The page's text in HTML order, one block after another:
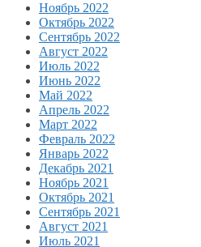
Ноябрь 2022
Октябрь 2022
Сентябрь 2022
Август 2022
Июль 2022
Июнь 2022
Май 2022
Апрель 2022
Март 2022
Февраль 2022
Январь 2022
Декабрь 2021
Ноябрь 2021
Октябрь 2021
Сентябрь 2021
Август 2021
Июль 2021